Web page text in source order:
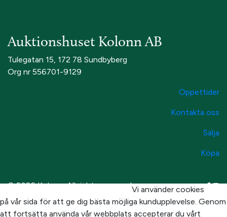
Auktionshuset Kolonn AB
Tulegatan 15, 172 78 Sundbyberg
Org nr 556701-9129
Öppettider
Kontakta oss
Sälja
Köpa
© 2026 Kolonn. All rights reservedVi använder cookies
på vår sida för att ge dig bästa möjliga kundupplevelse. Genom
att fortsätta använda vår webbplats accepterar du vårt